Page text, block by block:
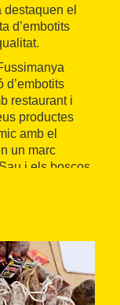
el
d’embotits
d’embotits
restaurant i
productes
amb el
un marc
i els boscos